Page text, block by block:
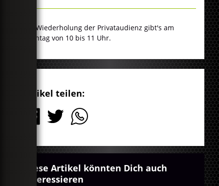
Die Wiederholung der Privataudienz gibt's am
Sonntag von 10 bis 11 Uhr.
Artikel teilen:
Diese Artikel könnten Dich auch
interessieren